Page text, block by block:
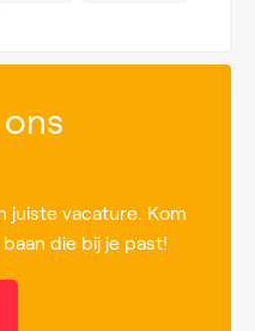
juiste vacature. Kom
die bij je past!